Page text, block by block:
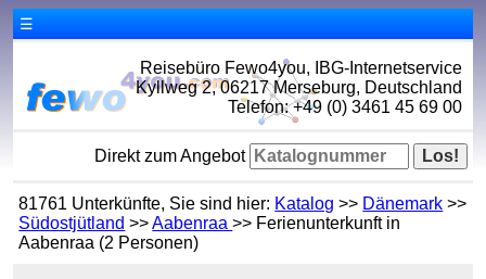
☰
Reisebüro Fewo4you, IBG-Internetservice
Kyllweg 2, 06217 Merseburg, Deutschland
Telefon: +49 (0) 3461 45 69 00
Direkt zum Angebot
81761 Unterkünfte, Sie sind hier: Katalog >> Dänemark >>
Südostjütland >>Aabenraa>> Ferienunterkunft in
Aabenraa (2 Personen)